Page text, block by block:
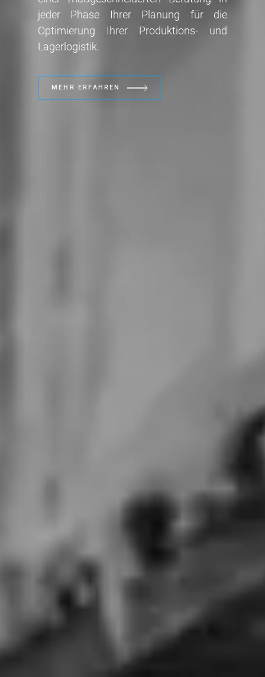
jeder Phase Ihrer Planung für die
Optimierung Ihrer Produktions- und
Lagerlogistik.
MEHR ERFAHREN